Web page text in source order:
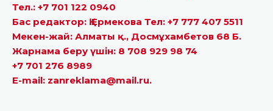
Тел.: +7 701 122 0940
Бас редактор: Қ.Ермекова Тел: +7 777 407 5511
Мекен-жай: Алматы қ., Досмұхамбетов 68 Б.
Жарнама беру үшін: 8 708 929 98 74
+7 701 276 8989
E-mail: zanreklama@mail.ru.